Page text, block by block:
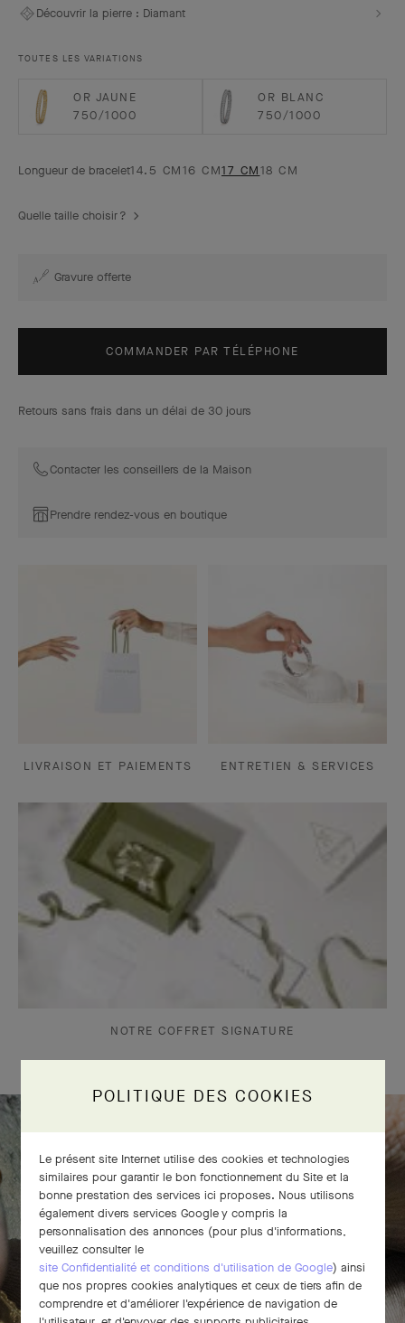
Bracelet Perlée diamants, 3 rangs, or rose, diamants, moyen
Découvrir la pierre : Diamant
TOUTES LES VARIATIONS
OR JAUNE
750/1000
OR BLANC
750/1000
Longueur de bracelet14.5 CM16 CM17 CM18 CM
Quelle taille choisir ?
Gravure offerte
COMMANDER PAR TÉLÉPHONE
Retours sans frais dans un délai de 30 jours
Contacter les conseillers de la Maison
Prendre rendez-vous en boutique
LIVRAISON ET PAIEMENTS ENTRETIEN & SERVICES
NOTRE COFFRET SIGNATURE
Le bracelet Perlée diamants 5 rangs
prend vie
POLITIQUE DES COOKIES
Le présent site Internet utilise des cookies et technologies
similaires pour garantir le bon fonctionnement du Site et la
bonne prestation des services ici proposes. Nous utilisons
également divers services Google y compris la
personnalisation des annonces (pour plus d'informations,
veuillez consulter le
site Confidentialité et conditions d'utilisation de Google) ainsi
que nos propres cookies analytiques et ceux de tiers afin de
comprendre et d'améliorer l'expérience de navigation de